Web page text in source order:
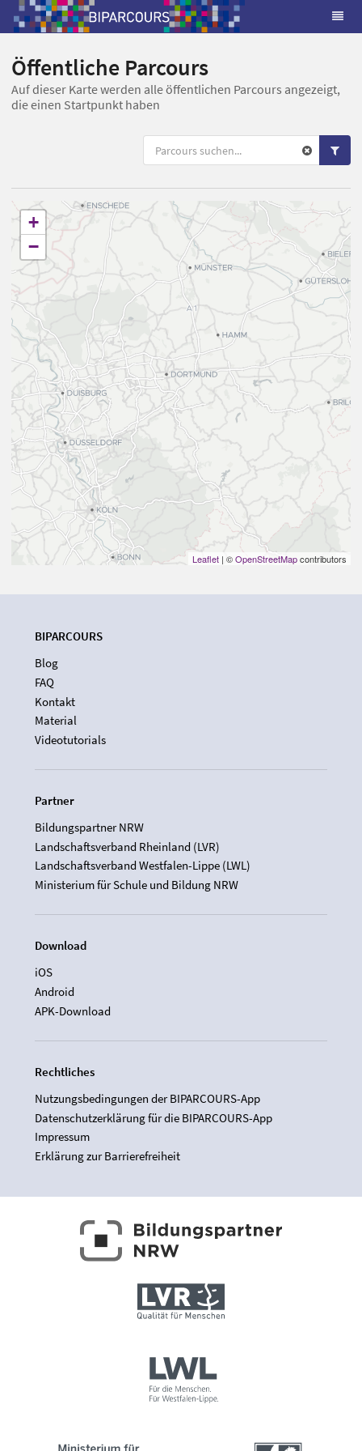
Öffentliche Parcours
Auf dieser Karte werden alle öffentlichen Parcours angezeigt,
die einen Startpunkt haben
+
−
Leaflet | ©OpenStreetMapcontributors
BIPARCOURS
Blog
FAQ
Kontakt
Material
Videotutorials
Partner
Bildungspartner NRW
Landschaftsverband Rheinland (LVR)
Landschaftsverband Westfalen-Lippe (LWL)
Ministerium für Schule und Bildung NRW
Download
iOS
Android
APK-Download
Rechtliches
Nutzungsbedingungen der BIPARCOURS-App
Datenschutzerklärung für die BIPARCOURS-App
Impressum
Erklärung zur Barrierefreiheit